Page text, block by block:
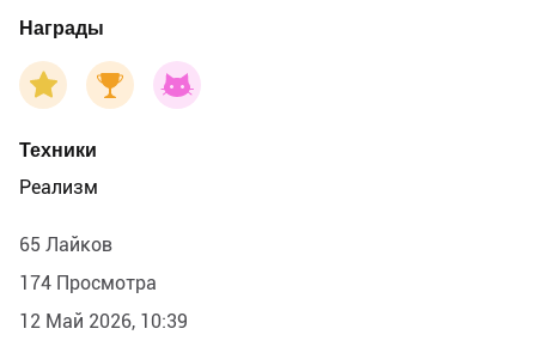
Награды
Техники
Реализм
65 Лайков
174 Просмотра
12 Май 2026, 10:39